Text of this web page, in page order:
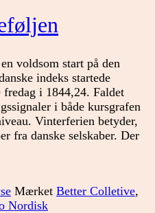
voldsom start på den
indeks startede
i 1844,24. Faldet
i både kursgrafen
Vinterferien betyder,
fra danske selskaber. Der
Mærket Better Colletive,
Nordisk